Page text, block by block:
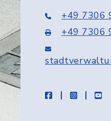
+49 7306
+49 7306
facebookinstagram